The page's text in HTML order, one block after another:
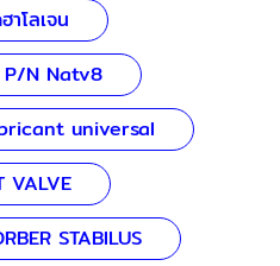
าโลเจน
N Natv8
universal
VALVE
STABILUS